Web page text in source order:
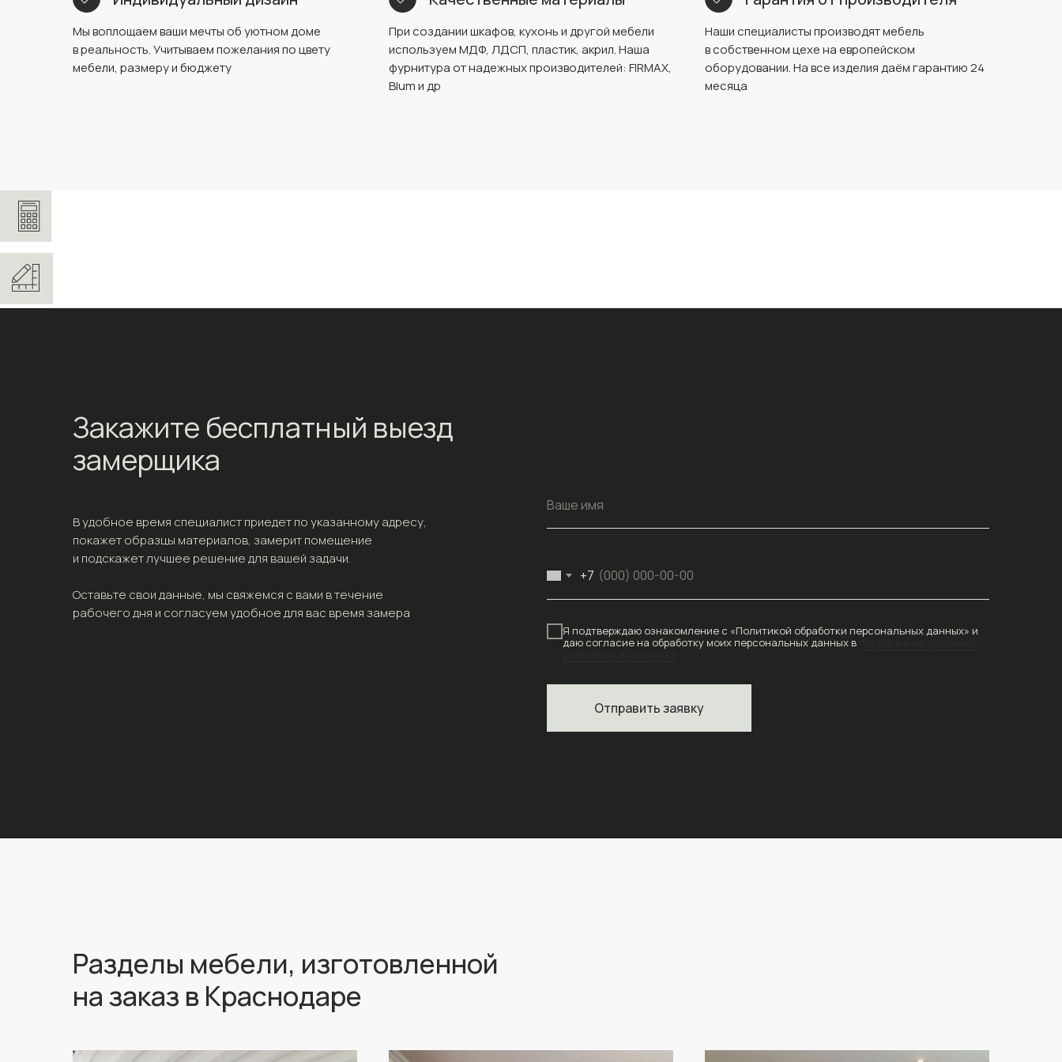
Мы воплощаем ваши мечты об уютном доме
в реальность. Учитываем пожелания по цвету
мебели, размеру и бюджету
При создании шкафов, кухонь и другой мебели
используем МДФ, ЛДСП, пластик, акрил. Наша
фурнитура от надежных производителей: FIRMAX,
Blum и др
Наши специалисты производят мебель
в собственном цехе на европейском
оборудовании. На все изделия даём гарантию 24
месяца
Закажите бесплатный выезд
замерщика
В удобное время специалист приедет по указанному адресу,
покажет образцы материалов, замерит помещение
и подскажет лучшее решение для вашей задачи.
Оставьте свои данные, мы свяжемся с вами в течение
рабочего дня и согласуем удобное для вас время замера
Ваше имя
+7
Я подтверждаю ознакомление с «Политикой обработки персональных данных» и
даю согласие на обработку моих персональных данных в
Отправить заявку
Разделы мебели, изготовленной
на заказ в Краснодаре